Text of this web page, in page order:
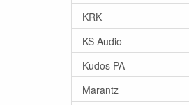
KRK
KS Audio
Kudos PA
Marantz